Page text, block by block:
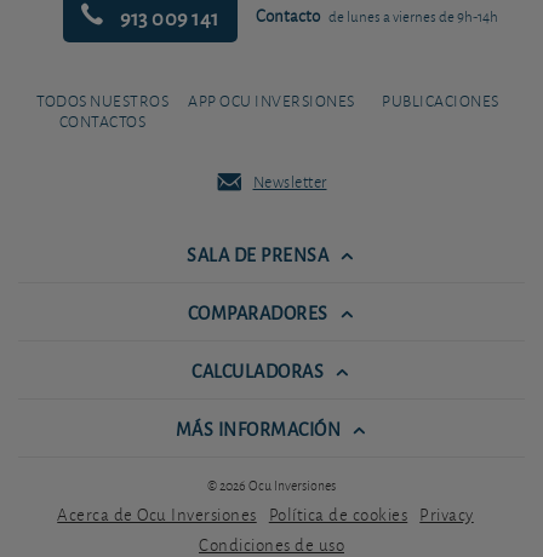
913 009 141 Contacto de lunes a viernes de 9h-14h
TODOS NUESTROS
CONTACTOS
APP OCU INVERSIONES PUBLICACIONES
Newsletter
SALA DE PRENSA
COMPARADORES
CALCULADORAS
MÁS INFORMACIÓN
© 2026 Ocu Inversiones
Acerca de Ocu Inversiones Política de cookies Privacy
Condiciones de uso